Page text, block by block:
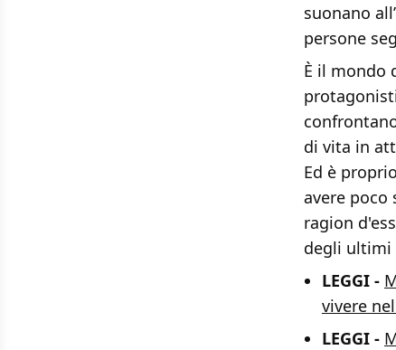
suonano
persone
È il mondo
di vita in
Ed è
avere poco
ragion
degli ultimi
LEGGI -
vivere
LEGGI -